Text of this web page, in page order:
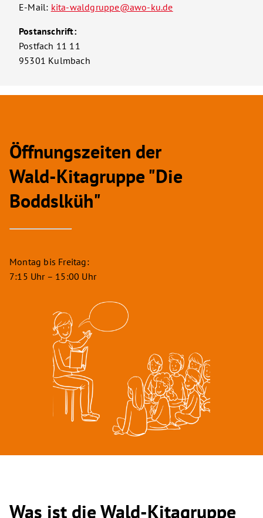
E-Mail: kita-waldgruppe@awo-ku.de
Postanschrift:
Postfach 11 11
95301 Kulmbach
Öffnungszeiten der
Wald-Kitagruppe "Die
Boddslküh"
Montag bis Freitag:
7:15 Uhr – 15:00 Uhr
Was ist die Wald-Kitagruppe